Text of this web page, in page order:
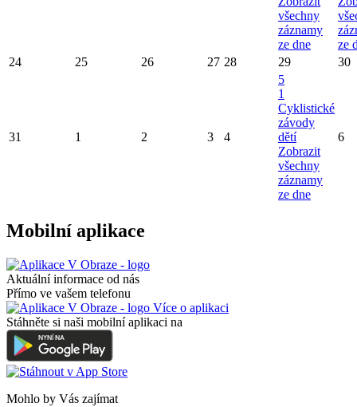
všechny
záznamy
ze dne
ze
24
25 26 27 28 29 30
31 1 2 3 4
5
1
Cyklistické
závody
dětí
Zobrazit
všechny
záznamy
ze dne
6
Mobilní aplikace
Aktuální informace od nás
Přímo ve vašem telefonu
Více o aplikaci
Stáhněte si naši mobilní aplikaci na
Mohlo by Vás zajímat